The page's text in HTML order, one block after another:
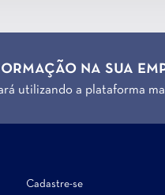
na sua
utilizando a plataforma
Cadastre-se